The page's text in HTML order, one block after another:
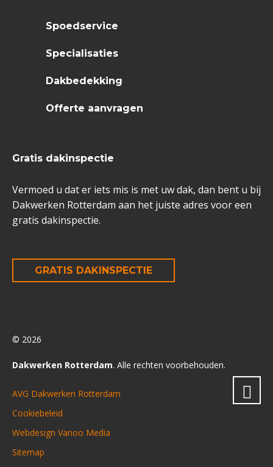
Spoedservice
Specialisaties
Dakbedekking
Offerte aanvragen
Gratis dakinspectie
Vermoed u dat er iets mis is met uw dak, dan bent u bij
Dakwerken Rotterdam aan het juiste adres voor een
gratis dakinspectie.
GRATIS DAKINSPECTIE
© 2026
Dakwerken Rotterdam. Alle rechten voorbehouden.
AVG Dakwerken Rotterdam
Cookiebeleid
Webdesign Vanoo Media
Sitemap